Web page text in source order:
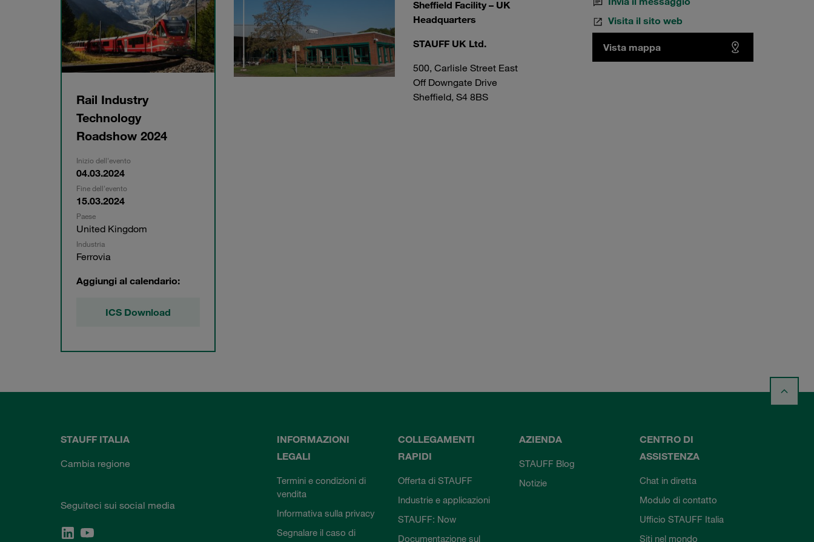
Rail Industry
Technology
Roadshow 2024
Inizio dell'evento
04.03.2024
Fine dell'evento
15.03.2024
Paese
United Kingdom
Industria
Ferrovia
Aggiungi al calendario:
ICS Download
Sheffield Facility – UK
Headquarters
STAUFF UK Ltd.
500, Carlisle Street East
Off Downgate Drive
Sheffield, S4 8BS
Visita il sito web
Vista mappa
STAUFF ITALIA
Cambia regione
Seguiteci sui social media
INFORMAZIONI
LEGALI
Termini e condizioni di
vendita
Informativa sulla privacy
Segnalare il caso di
COLLEGAMENTI
RAPIDI
Offerta di STAUFF
Industrie e applicazioni
STAUFF: Now
Documentazione sul
AZIENDA
STAUFF Blog
Notizie
CENTRO DI
ASSISTENZA
Chat in diretta
Modulo di contatto
Ufficio STAUFF Italia
Siti nel mondo